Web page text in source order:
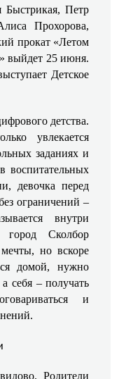
Петр
Прохорова,
прокат «Летом
выйдет 25 июня.
Детское
детства.
увлекается
заданиях и
воспитательных
девочка перед
ограничений –
внутри
город Сколбор
но вскоре
домой, нужно
себя – получать
и
Родители